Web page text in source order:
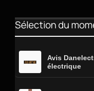
Sélection du
Avis
électrique